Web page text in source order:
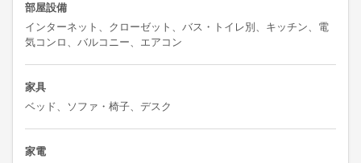
部屋設備
インターネット、クローゼット、バス・トイレ別、キッチン、電
気コンロ、バルコニー、エアコン
家具
ベッド、ソファ・椅子、デスク
家電